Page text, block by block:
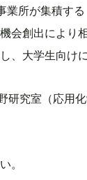
所が集積す
会創出により
、大学生向け
研究室（応用
。